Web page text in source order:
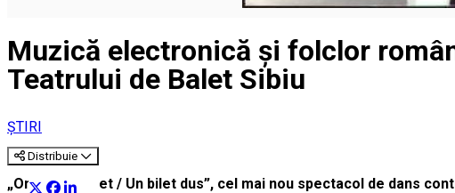
Muzică electronică și folclor
Teatrului de Balet Sibiu
ȘTIRI
Distribuie
„One way ticket / Un bilet dus”, cel mai nou spectacol de dans